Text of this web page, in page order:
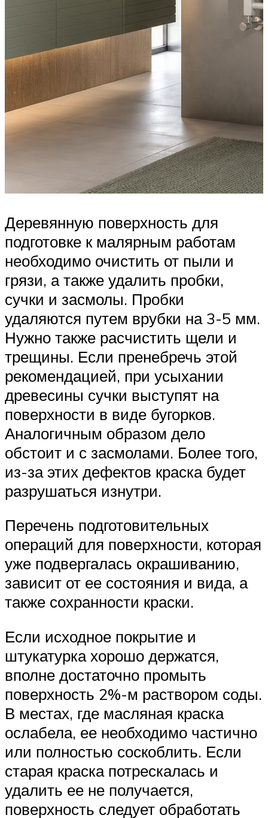
Деревянную поверхность для
подготовке к малярным работам
необходимо очистить от пыли и
грязи, а также удалить пробки,
сучки и засмолы. Пробки
удаляются путем врубки на 3-5 мм.
Нужно также расчистить щели и
трещины. Если пренебречь этой
рекомендацией, при усыхании
древесины сучки выступят на
поверхности в виде бугорков.
Аналогичным образом дело
обстоит и с засмолами. Более того,
из-за этих дефектов краска будет
разрушаться изнутри.
Перечень подготовительных
операций для поверхности, которая
уже подвергалась окрашиванию,
зависит от ее состояния и вида, а
также сохранности краски.
Если исходное покрытие и
штукатурка хорошо держатся,
вполне достаточно промыть
поверхность 2%-м раствором соды.
В местах, где масляная краска
ослабела, ее необходимо частично
или полностью соскоблить. Если
старая краска потрескалась и
удалить ее не получается,
поверхность следует обработать